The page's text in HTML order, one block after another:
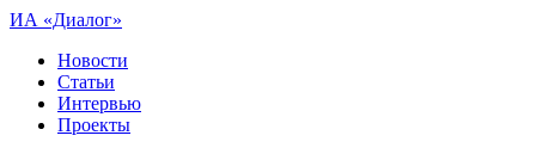
ИА «Диалог»
Новости
Статьи
Интервью
Проекты